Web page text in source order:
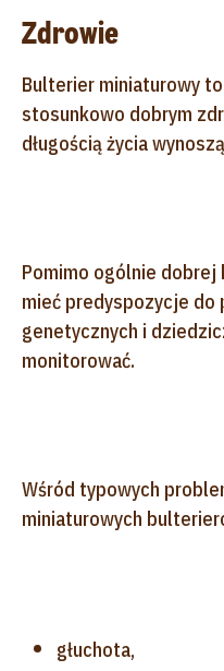
Zdrowie
Bulterier miniaturowy
stosunkowo dobrym
długością życia
Pomimo ogólnie
mieć predyspozycje do
genetycznych i
monitorować.
Wśród typowych
miniaturowych
głuchota,